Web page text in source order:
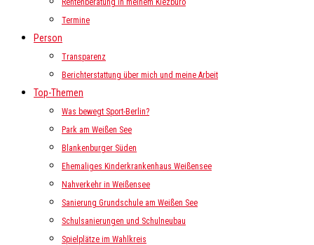
Rentenberatung in meinem Kiezbüro
Termine
Person
Transparenz
Berichterstattung über mich und meine Arbeit
Top-Themen
Was bewegt Sport-Berlin?
Park am Weißen See
Blankenburger Süden
Ehemaliges Kinderkrankenhaus Weißensee
Nahverkehr in Weißensee
Sanierung Grundschule am Weißen See
Schulsanierungen und Schulneubau
Spielplätze im Wahlkreis